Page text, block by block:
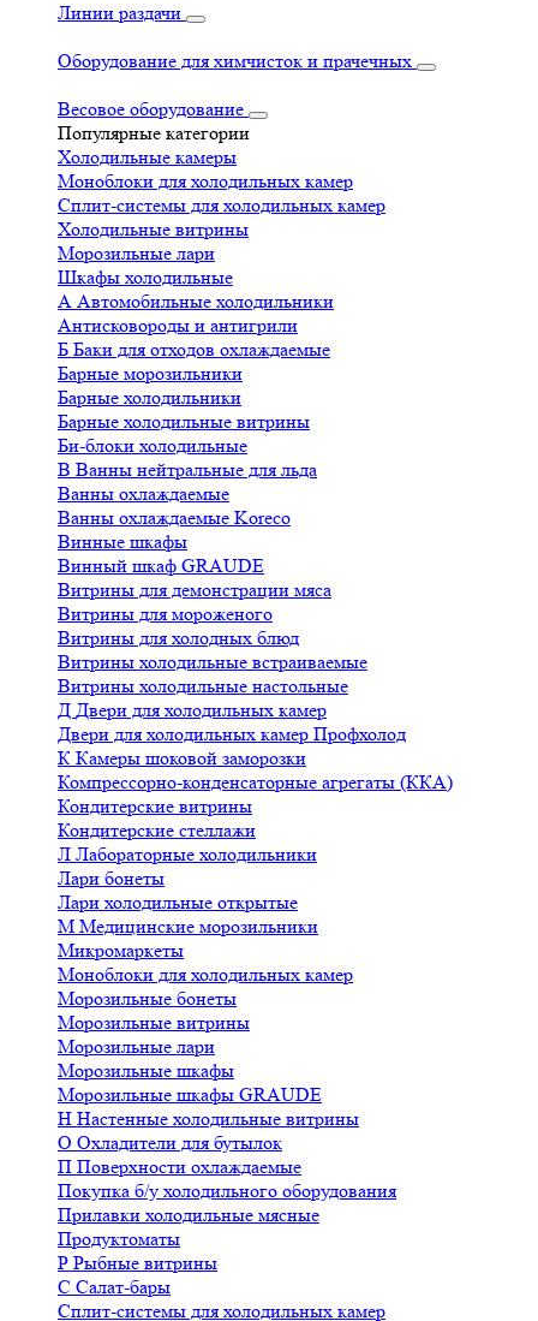
Линии раздачи
Оборудование для химчисток и прачечных
Весовое оборудование
Популярные категории
Холодильные камеры
Моноблоки для холодильных камер
Сплит-системы для холодильных камер
Холодильные витрины
Морозильные лари
Шкафы холодильные
А Автомобильные холодильники
Антисковороды и антигрили
Б Баки для отходов охлаждаемые
Барные морозильники
Барные холодильники
Барные холодильные витрины
Би-блоки холодильные
В Ванны нейтральные для льда
Ванны охлаждаемые
Ванны охлаждаемые Koreco
Винные шкафы
Винный шкаф GRAUDE
Витрины для демонстрации мяса
Витрины для мороженого
Витрины для холодных блюд
Витрины холодильные встраиваемые
Витрины холодильные настольные
Д Двери для холодильных камер
Двери для холодильных камер Профхолод
К Камеры шоковой заморозки
Компрессорно-конденсаторные агрегаты (ККА)
Кондитерские витрины
Кондитерские стеллажи
Л Лабораторные холодильники
Лари бонеты
Лари холодильные открытые
М Медицинские морозильники
Микромаркеты
Моноблоки для холодильных камер
Морозильные бонеты
Морозильные витрины
Морозильные лари
Морозильные шкафы
Морозильные шкафы GRAUDE
Н Настенные холодильные витрины
О Охладители для бутылок
П Поверхности охлаждаемые
Покупка б/у холодильного оборудования
Прилавки холодильные мясные
Продуктоматы
Р Рыбные витрины
С Салат-бары
Сплит-системы для холодильных камер